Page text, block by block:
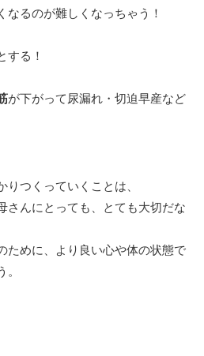
なるのが難しくなっちゃう！
する！
が下がって尿漏れ・切迫早産など
つくっていくことは、
さんにとっても、とても大切だな
ために、より良い心や体の状態で